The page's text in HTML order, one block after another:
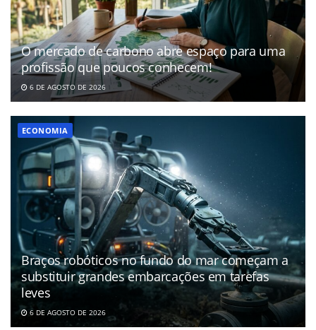
O mercado de carbono abre espaço para uma
profissão que poucos conhecem!
6 DE AGOSTO DE 2026
ECONOMIA
Braços robóticos no fundo do mar começam a
substituir grandes embarcações em tarefas
leves
6 DE AGOSTO DE 2026